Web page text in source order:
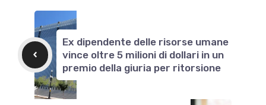
Ex dipendente delle risorse umane
vince oltre 5 milioni di dollari in un
premio della giuria per ritorsione